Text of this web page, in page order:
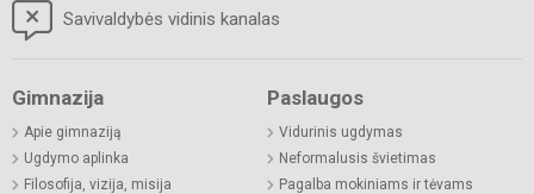
Savivaldybės vidinis kanalas
Gimnazija
Apie gimnaziją
Ugdymo aplinka
Filosofija, vizija, misija
Paslaugos
Vidurinis ugdymas
Neformalusis švietimas
Pagalba mokiniams ir tėvams